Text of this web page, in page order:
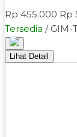
Rp 455.000 Rp
Tersedia / GIM-
Lihat Detail